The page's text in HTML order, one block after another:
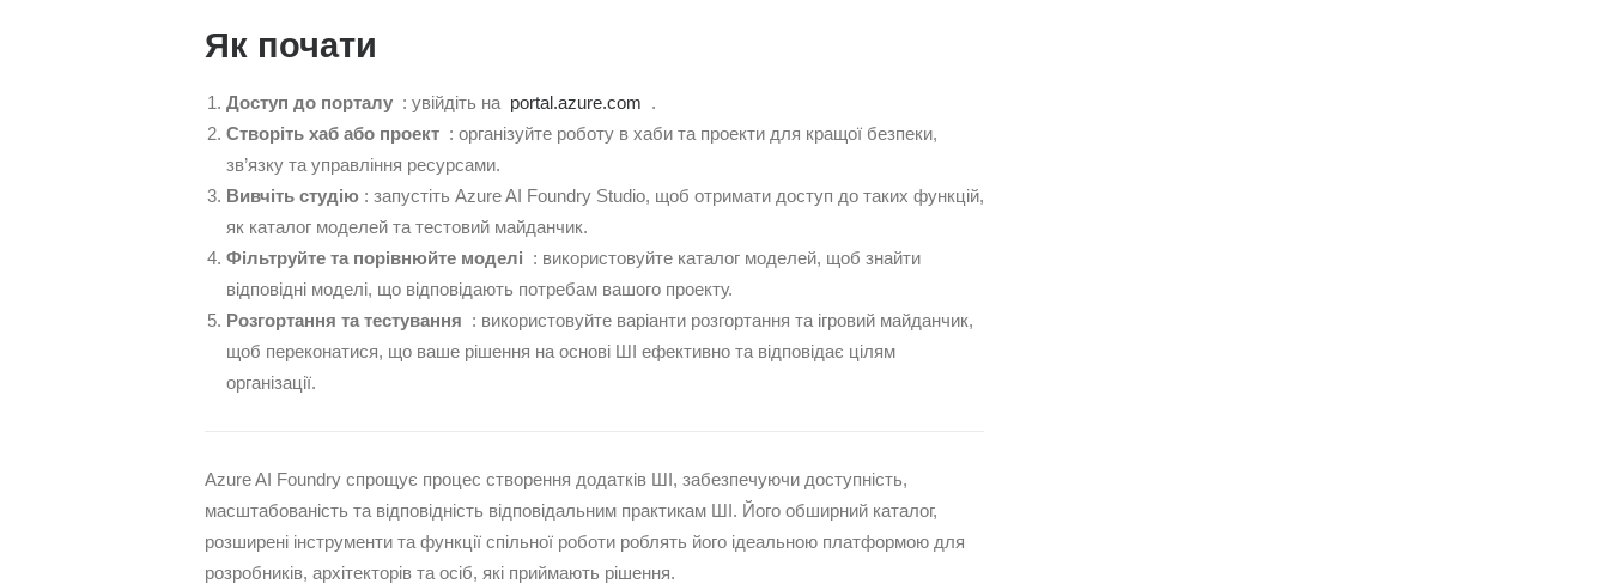
Як почати
Доступ до порталу: увійдіть на portal.azure.com .
Створіть хаб або проект: організуйте роботу в хаби та проекти для кращої безпеки,
зв’язку та управління ресурсами.
Вивчіть студію: запустіть Azure AI Foundry Studio, щоб отримати доступ до таких функцій,
як каталог моделей та тестовий майданчик.
Фільтруйте та порівнюйте моделі : використовуйте каталог моделей, щоб знайти
відповідні моделі, що відповідають потребам вашого проекту.
Розгортання та тестування : використовуйте варіанти розгортання та ігровий майданчик,
щоб переконатися, що ваше рішення на основі ШІ ефективно та відповідає цілям
організації.
Azure AI Foundry спрощує процес створення додатків ШІ, забезпечуючи доступність,
масштабованість та відповідність відповідальним практикам ШІ. Його обширний каталог,
розширені інструменти та функції спільної роботи роблять його ідеальною платформою для
розробників, архітекторів та осіб, які приймають рішення.